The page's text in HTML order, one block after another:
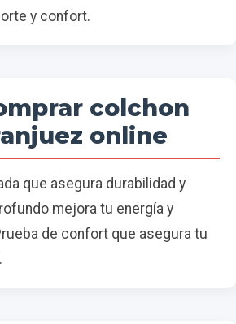
y confort.
colchon
online
que asegura durabilidad y
mejora tu energía y
de confort que asegura tu